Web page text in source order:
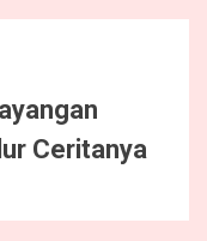
Ceritanya